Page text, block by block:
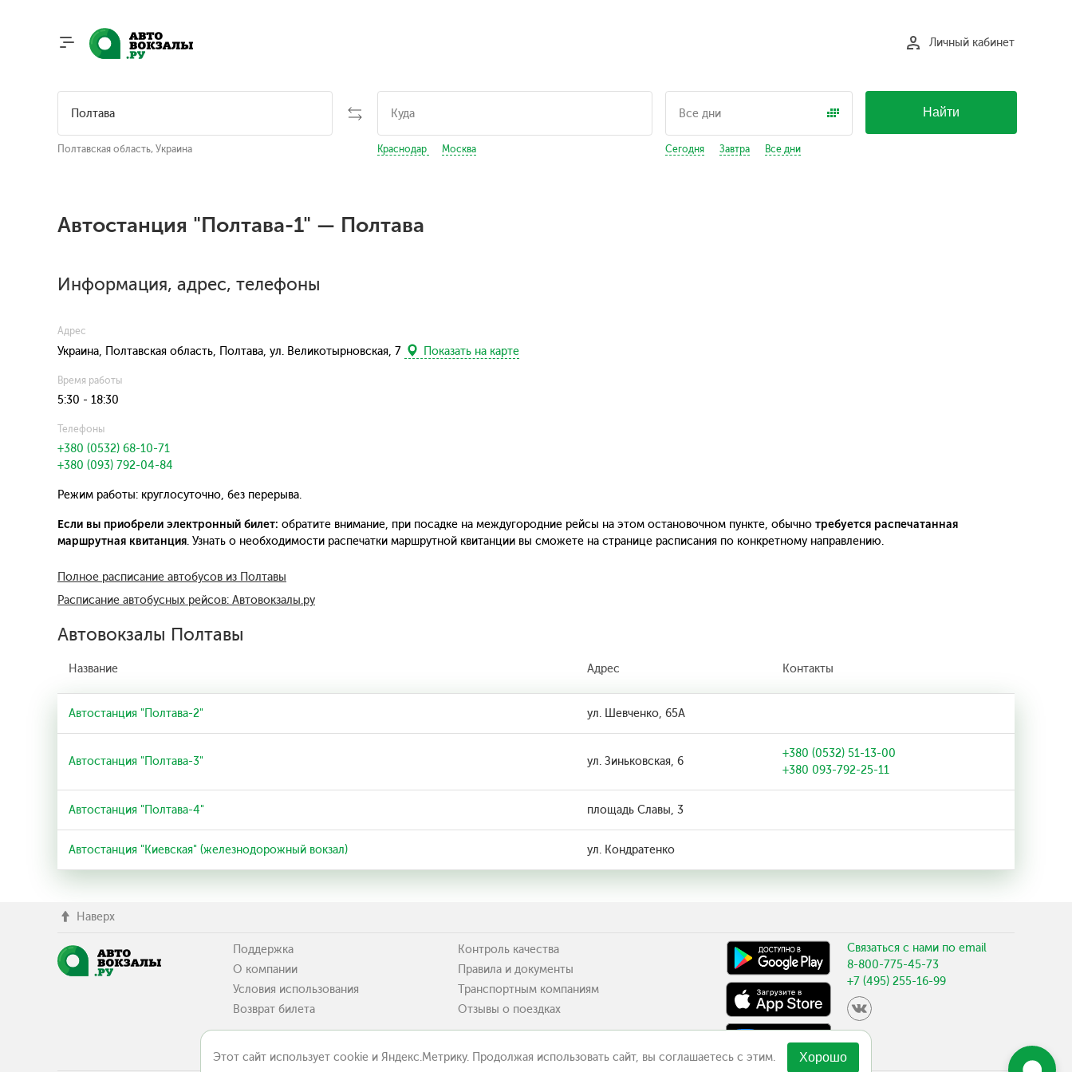
Этот сайт использует cookie и Яндекс.Метрику. Продолжая использовать сайт, вы соглашаетесь с этим. Хорошо
Личный кабинет
Полтавская область, Украина Краснодар Москва Сегодня Завтра Все дни
Найти
Автостанция "Полтава-1" — Полтава
Информация, адрес, телефоны
Адрес
Украина, Полтавская область, Полтава, ул. Великотырновская, 7 Показать на карте
Время работы
5:30 - 18:30
Телефоны
+380 (0532) 68-10-71
+380 (093) 792-04-84
Режим работы: круглосуточно, без перерыва.
Если вы приобрели электронный билет: обратите внимание, при посадке на междугородние рейсы на этом остановочном пункте, обычно требуется распечатанная
маршрутная квитанция. Узнать о необходимости распечатки маршрутной квитанции вы сможете на странице расписания по конкретному направлению.
Полное расписание автобусов из Полтавы
Расписание автобусных рейсов: Автовокзалы.ру
Автовокзалы Полтавы
Название Адрес Контакты
Автостанция "Полтава-2" ул. Шевченко, 65А
Автостанция "Полтава-3" ул. Зиньковская, 6
+380 (0532) 51-13-00
+380 093-792-25-11
Автостанция "Полтава-4" площадь Славы, 3
Автостанция "Киевская" (железнодорожный вокзал) ул. Кондратенко
Наверх
Поддержка
О компании
Условия использования
Возврат билета
Контроль качества
Правила и документы
Транспортным компаниям
Отзывы о поездках
Связаться с нами по email
8-800-775-45-73
+7 (495) 255-16-99